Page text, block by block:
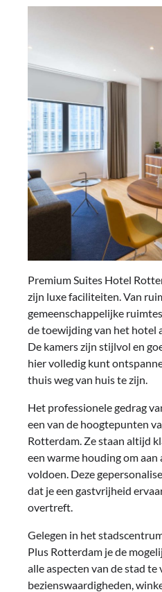
Premium Suites Hotel
zijn luxe faciliteiten. Van
gemeenschappelijke
de toewijding van het hotel
De kamers zijn stijlvol en
hier volledig kunt
thuis weg van huis te zijn.
Het professionele gedrag
een van de hoogtepunten
Rotterdam. Ze staan altijd
een warme houding om
voldoen. Deze
dat je een gastvrijheid
overtreft.
Gelegen in het
Plus Rotterdam je de
alle aspecten van de stad te
bezienswaardigheden,